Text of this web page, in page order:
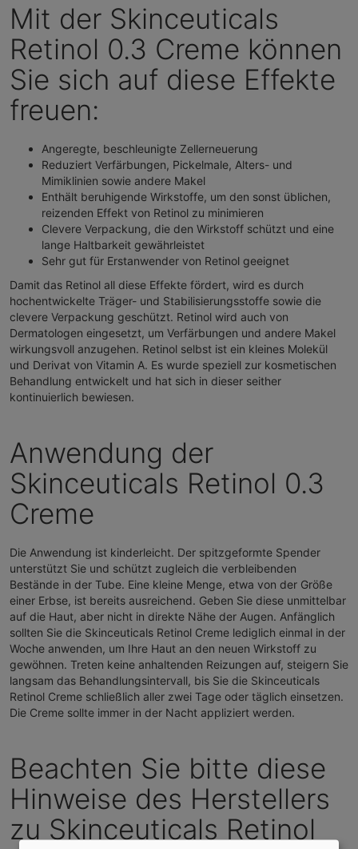
Mit der Skinceuticals
Retinol 0.3 Creme können
Sie sich auf diese Effekte
freuen:
Angeregte, beschleunigte Zellerneuerung
Reduziert Verfärbungen, Pickelmale, Alters- und
Mimiklinien sowie andere Makel
Enthält beruhigende Wirkstoffe, um den sonst üblichen,
reizenden Effekt von Retinol zu minimieren
Clevere Verpackung, die den Wirkstoff schützt und eine
lange Haltbarkeit gewährleistet
Sehr gut für Erstanwender von Retinol geeignet
Damit das Retinol all diese Effekte fördert, wird es durch
hochentwickelte Träger- und Stabilisierungsstoffe sowie die
clevere Verpackung geschützt. Retinol wird auch von
Dermatologen eingesetzt, um Verfärbungen und andere Makel
wirkungsvoll anzugehen. Retinol selbst ist ein kleines Molekül
und Derivat von Vitamin A. Es wurde speziell zur kosmetischen
Behandlung entwickelt und hat sich in dieser seither
kontinuierlich bewiesen.
Anwendung der
Skinceuticals Retinol 0.3
Creme
Die Anwendung ist kinderleicht. Der spitzgeformte Spender
unterstützt Sie und schützt zugleich die verbleibenden
Bestände in der Tube. Eine kleine Menge, etwa von der Größe
einer Erbse, ist bereits ausreichend. Geben Sie diese unmittelbar
auf die Haut, aber nicht in direkte Nähe der Augen. Anfänglich
sollten Sie die Skinceuticals Retinol Creme lediglich einmal in der
Woche anwenden, um Ihre Haut an den neuen Wirkstoff zu
gewöhnen. Treten keine anhaltenden Reizungen auf, steigern Sie
langsam das Behandlungsintervall, bis Sie die Skinceuticals
Retinol Creme schließlich aller zwei Tage oder täglich einsetzen.
Die Creme sollte immer in der Nacht appliziert werden.
Beachten Sie bitte diese
Hinweise des Herstellers
zu Skinceuticals Retinol